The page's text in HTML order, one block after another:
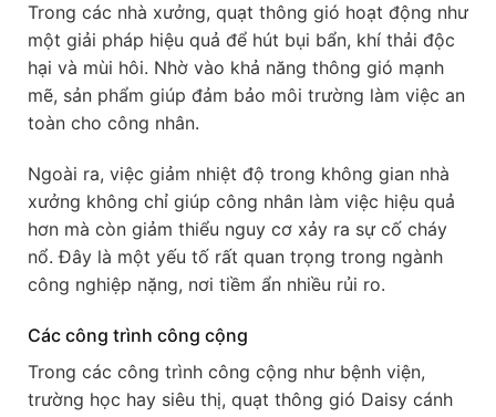
Trong các nhà xưởng, quạt thông gió hoạt động như
một giải pháp hiệu quả để hút bụi bẩn, khí thải độc
hại và mùi hôi. Nhờ vào khả năng thông gió mạnh
mẽ, sản phẩm giúp đảm bảo môi trường làm việc an
toàn cho công nhân.
Ngoài ra, việc giảm nhiệt độ trong không gian nhà
xưởng không chỉ giúp công nhân làm việc hiệu quả
hơn mà còn giảm thiểu nguy cơ xảy ra sự cố cháy
nổ. Đây là một yếu tố rất quan trọng trong ngành
công nghiệp nặng, nơi tiềm ẩn nhiều rủi ro.
Các công trình công cộng
Trong các công trình công cộng như bệnh viện,
trường học hay siêu thị, quạt thông gió Daisy cánh